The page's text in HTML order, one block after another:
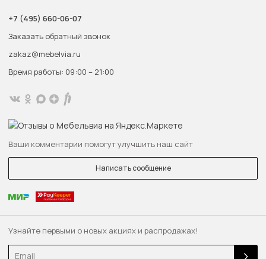
Узнайте первыми о новых акциях и распродажах!
Email
+7 (495) 660-06-07
Заказать обратный звонок
zakaz@mebelvia.ru
Время работы: 09:00 – 21:00
Ваши комментарии помогут улучшить наш сайт
Написать сообщение